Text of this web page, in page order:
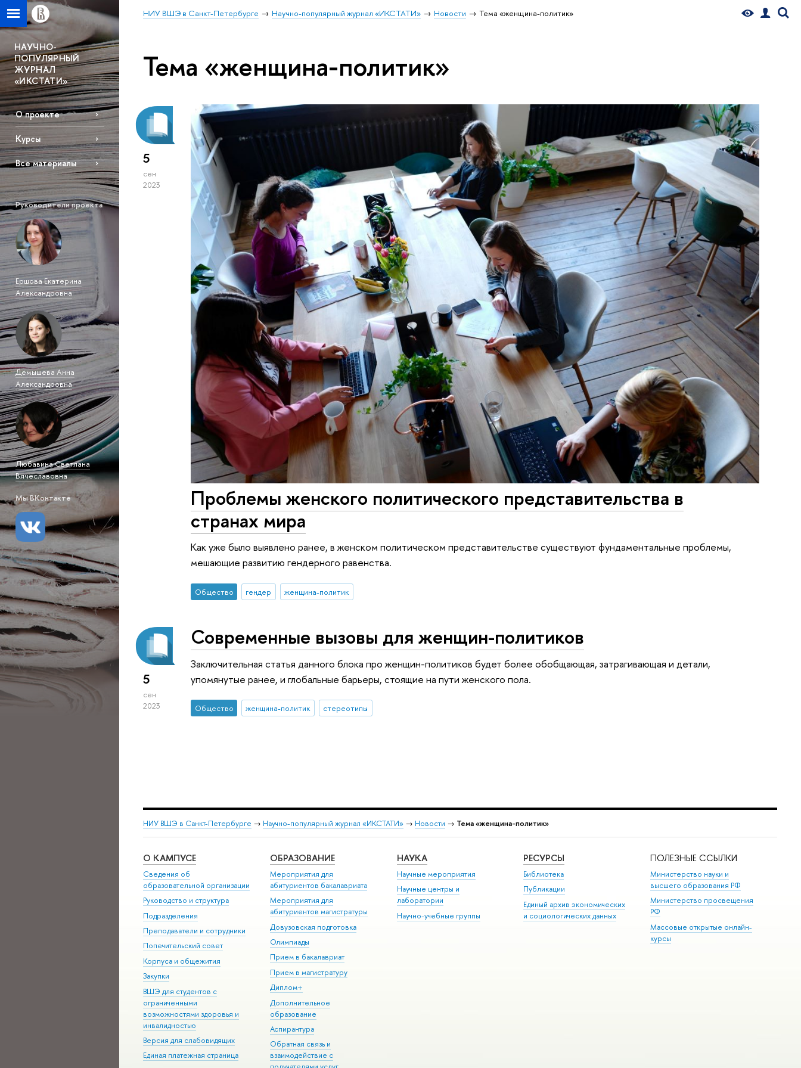
НИУ ВШЭ в Санкт-Петербурге Научно-популярный журнал «ИКСТАТИ» Новости Тема «женщина-политик»
НАУЧНО-
ПОПУЛЯРНЫЙ
ЖУРНАЛ
«ИКСТАТИ»
О проекте
Курсы
Все материалы
Руководители проекта
Ершова Екатерина
Александровна
Демышева Анна
Александровна
Любавина Светлана
Вячеславовна
Мы ВКонтакте
Тема «женщина-политик»
5
сен
2023
Проблемы женского политического представительства в
странах мира
Как уже было выявлено ранее, в женском политическом представительстве существуют фундаментальные проблемы,
мешающие развитию гендерного равенства.
Общество гендер женщина-политик
5
сен
2023
Современные вызовы для женщин-политиков
Заключительная статья данного блока про женщин-политиков будет более обобщающая, затрагивающая и детали,
упомянутые ранее, и глобальные барьеры, стоящие на пути женского пола.
Общество женщина-политик стереотипы
НИУ ВШЭ в Санкт-Петербурге → Научно-популярный журнал «ИКСТАТИ» → Новости → Тема «женщина-политик»
О КАМПУСЕ
Сведения об
образовательной организации
Руководство и структура
Подразделения
Преподаватели и сотрудники
Попечительский совет
Корпуса и общежития
Закупки
ВШЭ для студентов с
ограниченными
возможностями здоровья и
инвалидностью
Версия для слабовидящих
Единая платежная страница
ОБРАЗОВАНИЕ
Мероприятия для
абитуриентов бакалавриата
Мероприятия для
абитуриентов магистратуры
Довузовская подготовка
Олимпиады
Прием в бакалавриат
Прием в магистратуру
Диплом+
Дополнительное
образование
Аспирантура
Обратная связь и
взаимодействие с
НАУКА
Научные мероприятия
Научные центры и
лаборатории
Научно-учебные группы
РЕСУРСЫ
Библиотека
Публикации
Единый архив экономических
и социологических данных
ПОЛЕЗНЫЕ ССЫЛКИ
Министерство науки и
высшего образования РФ
Министерство просвещения
РФ
Массовые открытые онлайн-
курсы